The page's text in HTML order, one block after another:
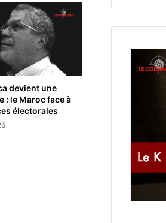
devient une
: le Maroc face à
électorales